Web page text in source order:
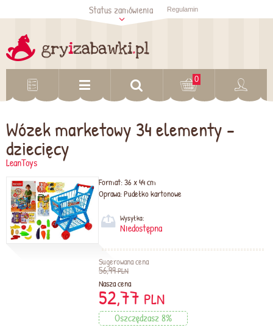
Sprawdź status
zamówienia
Status zamówienia Regulamin
0
Wózek marketowy 34 elementy -
dziecięcy
LeanToys
Format:36 x 44 cm
Oprawa:Pudełko kartonowe
Wysyłka:
Niedostępna
Sugerowana cena
56,99PLN
Nasza cena
52,77 PLN
Oszczędzasz 8%